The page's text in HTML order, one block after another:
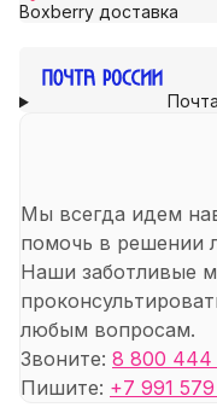
Boxberry доставка
Мы всегда идем
помочь в решении
Наши заботливые
любым вопросам.
Звоните: 8 800 444
Пишите: +7 991